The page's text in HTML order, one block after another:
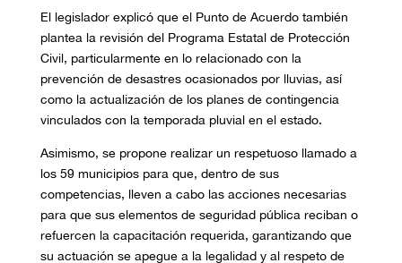
El legislador explicó que el Punto de Acuerdo también
plantea la revisión del Programa Estatal de Protección
Civil, particularmente en lo relacionado con la
prevención de desastres ocasionados por lluvias, así
como la actualización de los planes de contingencia
vinculados con la temporada pluvial en el estado.
Asimismo, se propone realizar un respetuoso llamado a
los 59 municipios para que, dentro de sus
competencias, lleven a cabo las acciones necesarias
para que sus elementos de seguridad pública reciban o
refuercen la capacitación requerida, garantizando que
su actuación se apegue a la legalidad y al respeto de